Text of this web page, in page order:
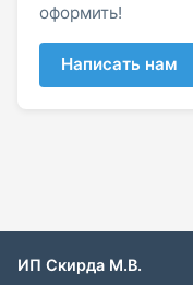
оформить!
Написать нам
ИП Скирда М.В.